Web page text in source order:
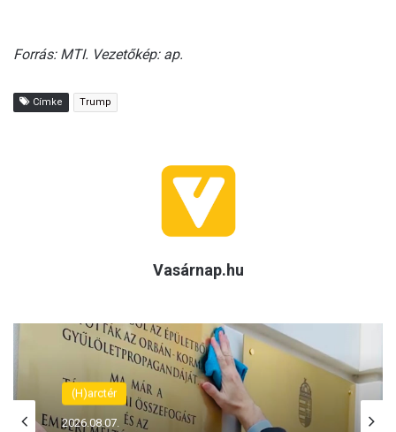
Forrás: MTI. Vezetőkép: ap.
Címke Trump
Vasárnap.hu
(H)arctér
2026.08.07.